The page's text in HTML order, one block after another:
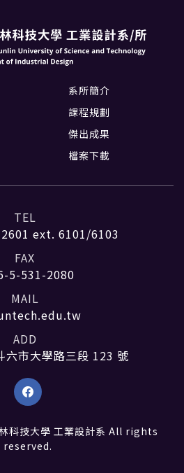
系所簡介
課程規劃
傑出成果
檔案下載
TEL
ext. 6101/6103
FAX
5-531-2080
MAIL
ADD
六市大學路三段 123 號
科技大學 工業設計系 All rights
reserved.